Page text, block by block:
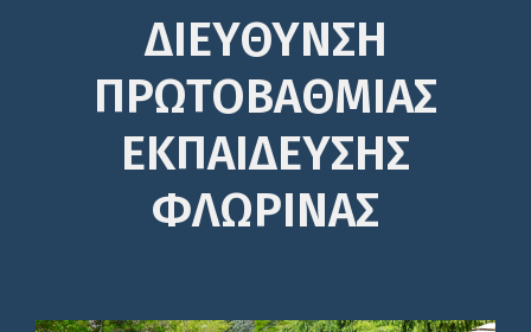
ΔΙΕΎΘΥΝΣΗ
ΠΡΩΤΟΒΆΘΜΙΑΣ
ΕΚΠΑΊΔΕΥΣΗΣ
ΦΛΩΡΙΝΑΣ